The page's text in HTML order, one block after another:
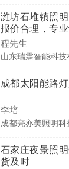
潍坊石堆镇照
报价合理，专
程先生
山东瑞霖智能科技
成都太阳能路
李培
成都亮亦美照明科
石家庄夜景照
货及时